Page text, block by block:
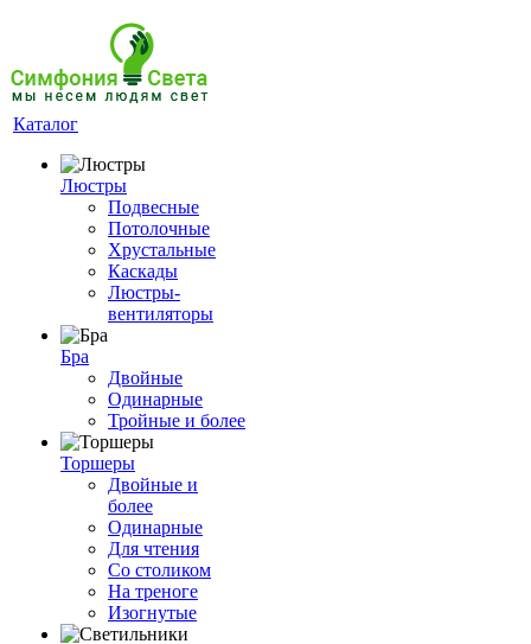
Каталог
Люстры
Подвесные
Потолочные
Хрустальные
Каскады
Люстры-
вентиляторы
Бра
Двойные
Одинарные
Тройные и более
Торшеры
Двойные и
более
Одинарные
Для чтения
Со столиком
На треноге
Изогнутые